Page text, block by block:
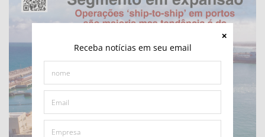
Receba notícias em seu email